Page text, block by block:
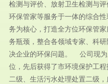
检测与评价、放射卫生检测与
环保管家等服务于一体的综合
务为核心，打造全方位环保管
务瓶颈，整合各领域专家、科
决企业的环保问题。 公司现
位，先后获得了市环境保护工
二级、生活污水处理处置二级